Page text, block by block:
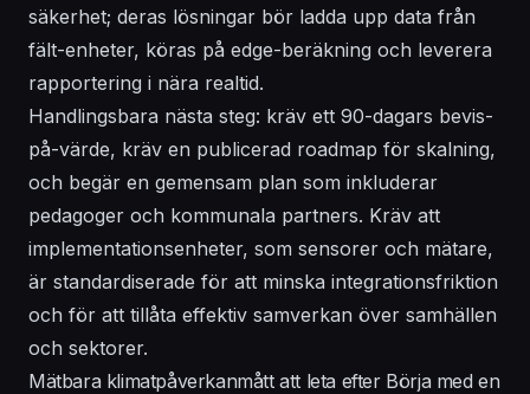
säkerhet; deras lösningar bör ladda upp data från
fält-enheter, köras på edge-beräkning och leverera
rapportering i nära realtid.
Handlingsbara nästa steg: kräv ett 90-dagars bevis-
på-värde, kräv en publicerad roadmap för skalning,
och begär en gemensam plan som inkluderar
pedagoger och kommunala partners. Kräv att
implementationsenheter, som sensorer och mätare,
är standardiserade för att minska integrationsfriktion
och för att tillåta effektiv samverkan över samhällen
och sektorer.
Mätbara klimatpåverkanmått att leta efter Börja med en